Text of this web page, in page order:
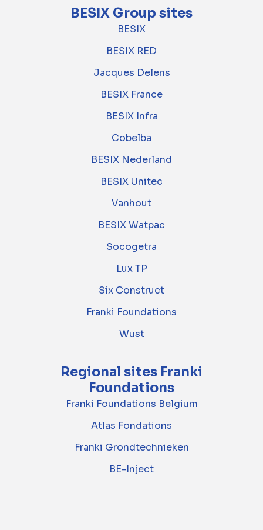
BESIX Group sites
BESIX
BESIX RED
Jacques Delens
BESIX France
BESIX Infra
Cobelba
BESIX Nederland
BESIX Unitec
Vanhout
BESIX Watpac
Socogetra
Lux TP
Six Construct
Franki Foundations
Wust
Regional sites Franki
Foundations
Franki Foundations Belgium
Atlas Fondations
Franki Grondtechnieken
BE-Inject